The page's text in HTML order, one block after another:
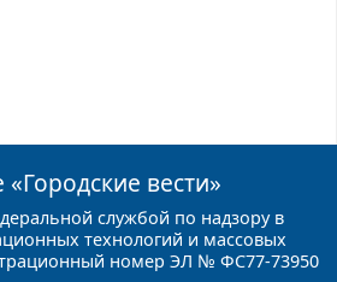
«Городские вести»
службой по надзору в
технологий и массовых
номер ЭЛ № ФС77-73950